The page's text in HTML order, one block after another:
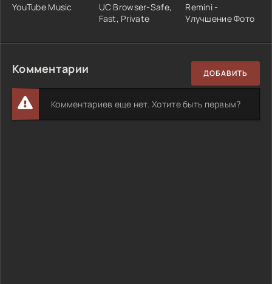
YouTube Music
UC Browser-Safe,
Fast, Private
Remini -
Улучшение Фото
Комментарии ДОБАВИТЬ
Комментариев еще нет. Хотите быть первым?